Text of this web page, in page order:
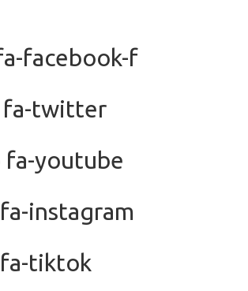
facebook-f
fa-twitter
fa-youtube
instagram
tiktok